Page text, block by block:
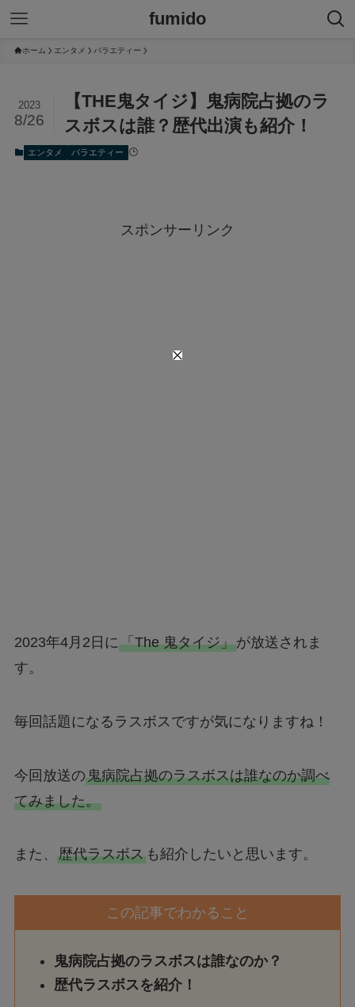
fumido
ホーム エンタメ バラエティー
【THE鬼タイジ】鬼病院占拠のラ
スボスは誰？歴代出演も紹介！
2023
8/26
エンタメ バラエティー
スポンサーリンク
2023年4月2日に「The 鬼タイジ」が放送されま
す。
毎回話題になるラスボスですが気になりますね！
今回放送の鬼病院占拠のラスボスは誰なのか調べ
てみました。
また、 歴代ラスボスも紹介したいと思います。
この記事でわかること
鬼病院占拠のラスボスは誰なのか？
歴代ラスボスを紹介！